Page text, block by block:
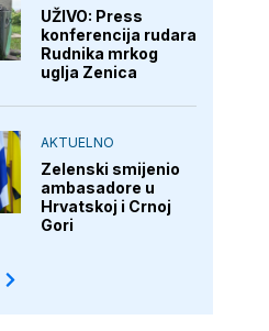
UŽIVO: Press
konferencija rudara
Rudnika mrkog
uglja Zenica
AKTUELNO
Zelenski smijenio
ambasadore u
Hrvatskoj i Crnoj
Gori